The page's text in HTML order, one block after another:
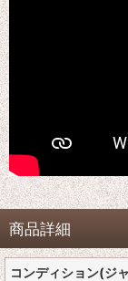
商品詳細
コンディション(ジ